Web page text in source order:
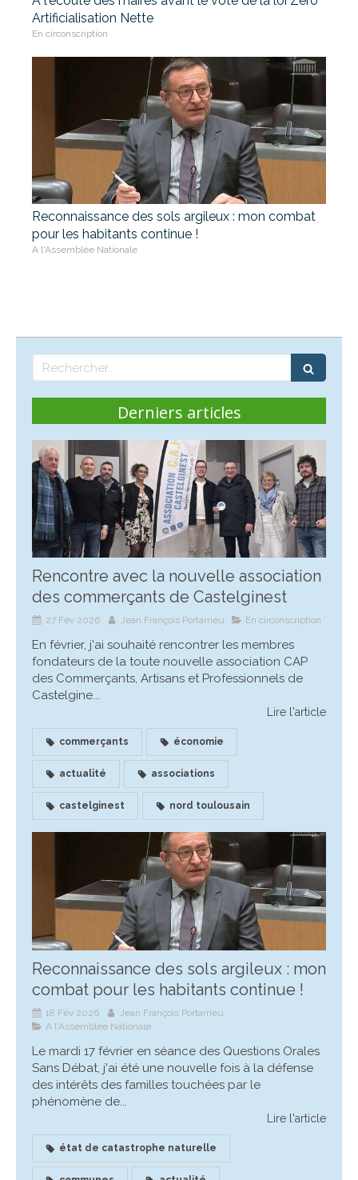
Artificialisation Nette
En circonscription
Reconnaissance des sols argileux : mon combat
pour les habitants continue !
A l'Assemblée Nationale
Rechercher
Derniers articles
Rencontre avec la nouvelle association
des commerçants de Castelginest
27 Fév 2026 Jean François Portarrieu En circonscription
En février, j'ai souhaité rencontrer les membres
fondateurs de la toute nouvelle association CAP
des Commerçants, Artisans et Professionnels de
Castelgine...
Lire l'article
commerçants économie
actualité associations
castelginest nord toulousain
Reconnaissance des sols argileux : mon
combat pour les habitants continue !
18 Fév 2026
Jean François Portarrieu
A l'Assemblée Nationale
Le mardi 17 février en séance des Questions Orales
Sans Débat, j'ai été une nouvelle fois à la défense
des intérêts des familles touchées par le
phénomène de...
Lire l'article
état de catastrophe naturelle